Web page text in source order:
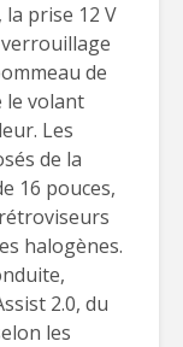
prise 12 V
de
le volant
Les
de la
16 pouces,
halogènes.
2.0, du
les